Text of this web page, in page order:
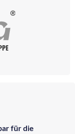
für die